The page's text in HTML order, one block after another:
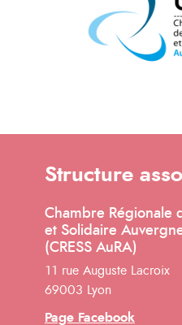
Structure
Chambre Régionale
et Solidaire
(CRESS AuRA)
11 rue Auguste Lacroix
69003 Lyon
Page Facebook